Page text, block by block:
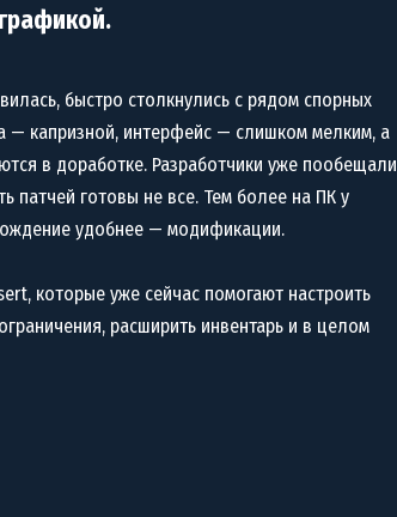
быстро столкнулись с рядом спорных
— капризной, интерфейс — слишком мелким, а
в доработке. Разработчики уже пообещали
патчей готовы не все. Тем более на ПК у
удобнее — модификации.
которые уже сейчас помогают настроить
расширить инвентарь и в целом